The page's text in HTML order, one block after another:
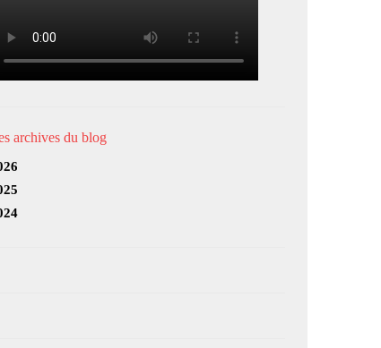
archives du blog